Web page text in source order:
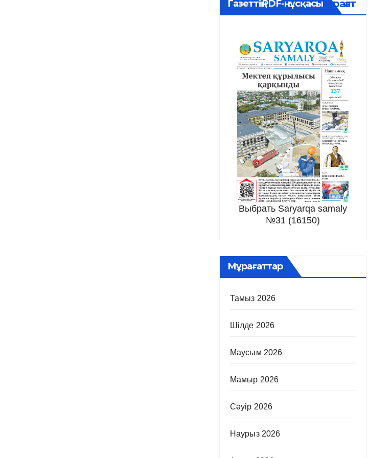
Газеттің PDF-нұсқасыМұрағат
Выбрать Saryarqa samaly
№31 (16150)
Мұрағаттар
Тамыз 2026
Шілде 2026
Маусым 2026
Мамыр 2026
Сәуір 2026
Наурыз 2026